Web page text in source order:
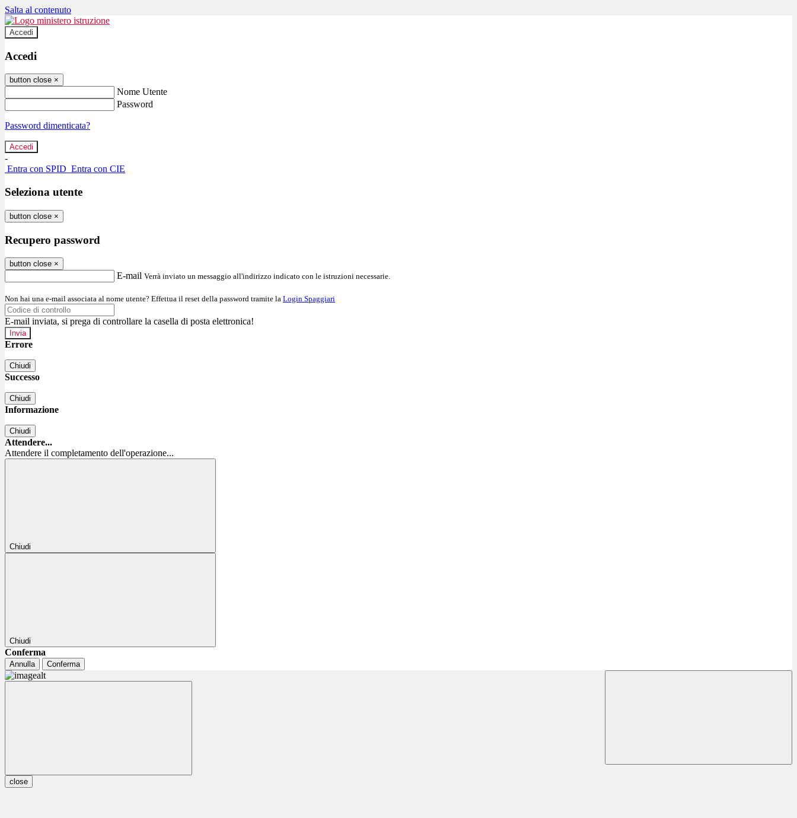
Salta al contenuto
Accedi
Accedi
button close ×
Nome Utente
Password
Password dimenticata?
-
Entra con SPID Entra con CIE
Seleziona utente
button close ×
Recupero password
button close ×
E-mail Verrà inviato un messaggio all'indirizzo indicato con le istruzioni necessarie.
Non hai una e-mail associata al nome utente? Effettua il reset della password tramite la Login Spaggiari
E-mail inviata, si prega di controllare la casella di posta elettronica!
Errore
Chiudi
Successo
Chiudi
Informazione
Chiudi
Attendere...
Attendere il completamento dell'operazione...
Chiudi
Chiudi
Conferma
Annulla Conferma
close